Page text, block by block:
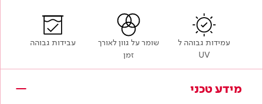
עמידות גבוהה ל
UV
שומר על גוון לאורך
זמן
עבידות גבוהה
מידע טכני